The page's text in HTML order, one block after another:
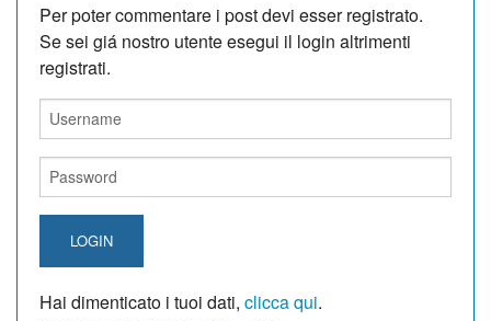
Per poter commentare i post devi esser registrato.
Se sei giá nostro utente esegui il login altrimenti
registrati.
LOGIN
Hai dimenticato i tuoi dati, clicca qui.